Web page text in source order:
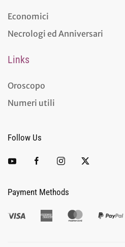
Economici
Necrologi ed Anniversari
Links
Oroscopo
Numeri utili
Follow Us
Payment Methods